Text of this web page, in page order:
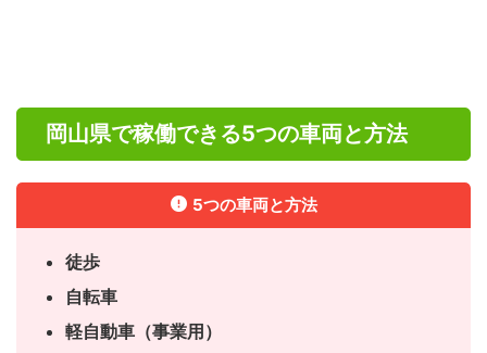
岡山県で稼働できる5つの車両と方法
5つの車両と方法
徒歩
自転車
軽自動車（事業用）